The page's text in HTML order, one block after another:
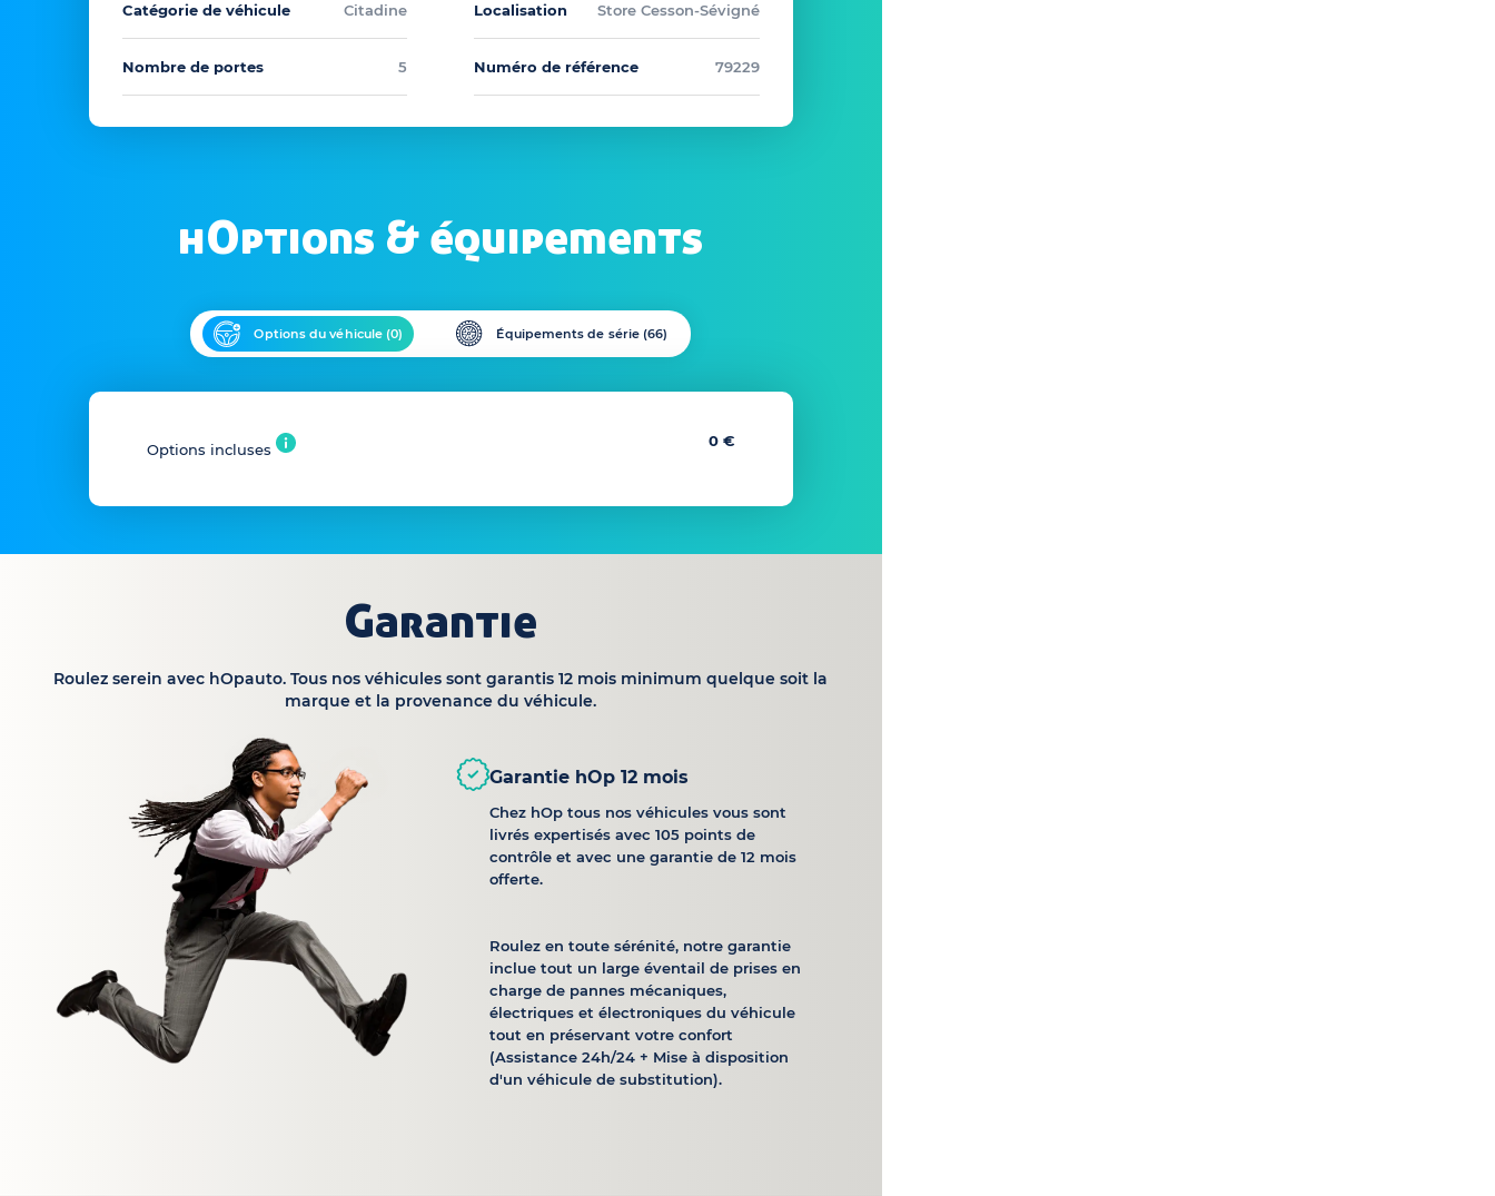
Catégorie de véhicule Citadine Localisation Store Cesson-Sévigné
Nombre de portes 5 Numéro de référence 79229
hOptions & équipements
Options du véhicule (0) Équipements de série (66)
Options incluses 0 €
Garantie
Roulez serein avec hOpauto. Tous nos véhicules sont garantis 12 mois minimum quelque soit la
marque et la provenance du véhicule.
Garantie hOp 12 mois
Chez hOp tous nos véhicules vous sont
livrés expertisés avec 105 points de
contrôle et avec une garantie de 12 mois
offerte.
Roulez en toute sérénité, notre garantie
inclue tout un large éventail de prises en
charge de pannes mécaniques,
électriques et électroniques du véhicule
tout en préservant votre confort
(Assistance 24h/24 + Mise à disposition
d'un véhicule de substitution).